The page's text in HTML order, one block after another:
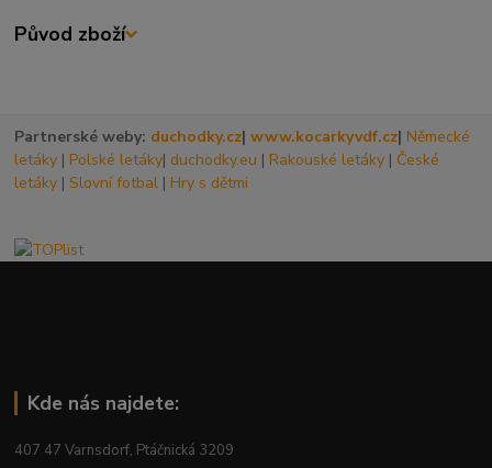
Původ zboží
Partnerské weby: duchodky.cz|www.kocarkyvdf.cz| Německé
letáky | Polské letáky| duchodky.eu | Rakouské letáky | České
letáky | Slovní fotbal | Hry s dětmi
Kde nás najdete:
407 47 Varnsdorf, Ptáčnická 3209